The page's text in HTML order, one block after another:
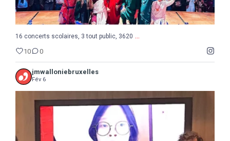
16 concerts scolaires, 3 tout public, 3620 ...
10 0
jmwalloniebruxelles
Fév 6